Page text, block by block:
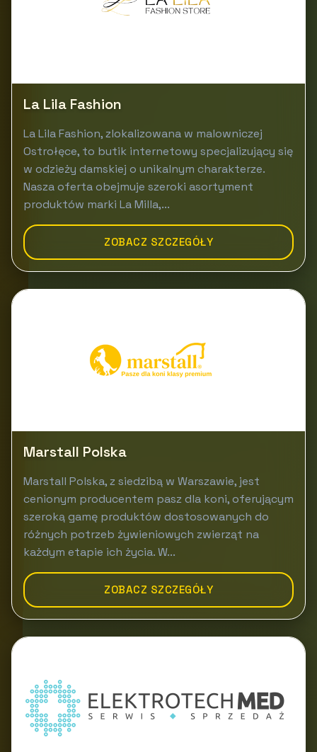
La Lila Fashion
La Lila Fashion, zlokalizowana w malowniczej
Ostrołęce, to butik internetowy specjalizujący się
w odzieży damskiej o unikalnym charakterze.
Nasza oferta obejmuje szeroki asortyment
produktów marki La Milla,...
ZOBACZ SZCZEGÓŁY
Marstall Polska
Marstall Polska, z siedzibą w Warszawie, jest
cenionym producentem pasz dla koni, oferującym
szeroką gamę produktów dostosowanych do
różnych potrzeb żywieniowych zwierząt na
każdym etapie ich życia. W...
ZOBACZ SZCZEGÓŁY